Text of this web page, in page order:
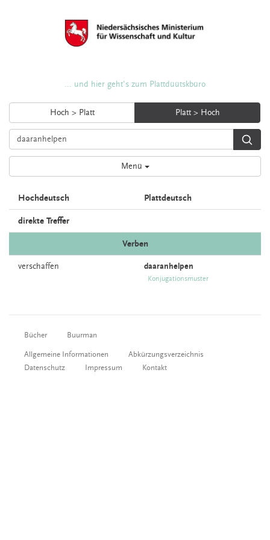
... und hier geht's zum Plattdüütskbüro
Hoch > Platt Platt > Hoch
Menü
Hochdeutsch Plattdeutsch
direkte Treffer
Verben
verschaffen daaranhelpen
Konjugationsmuster
Bücher Buurman
Allgemeine Informationen
Abkürzungsverzeichnis
Datenschutz
Impressum Kontakt